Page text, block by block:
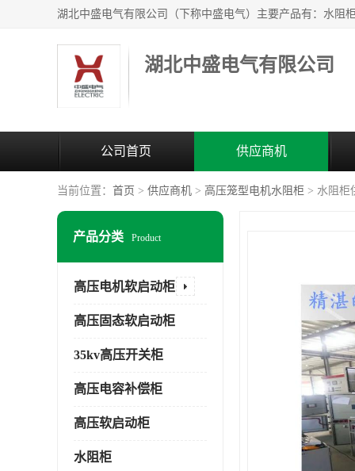
湖北中盛电气有限公司
公司首页 供应商机
当前位置： 首页 > 供应商机 > 高压笼型电机水阻柜 > 水阻柜
产品分类 Product
高压电机软启动柜
高压固态软启动柜
35kv高压开关柜
高压电容补偿柜
高压软启动柜
水阻柜